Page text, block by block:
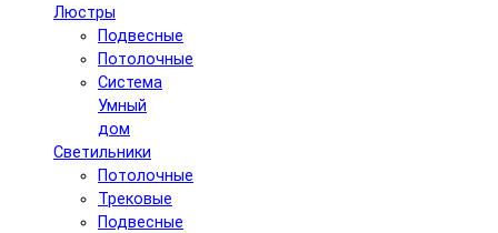
Люстры
Подвесные
Потолочные
Система
Умный
дом
Светильники
Потолочные
Трековые
Подвесные